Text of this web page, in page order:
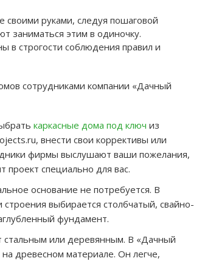
своими руками, следуя пошаговой
заниматься этим в одиночку.
в строгости соблюдения правил и
сотрудниками компании «Дачный
каркасные дома под ключ из
внести свои коррективы или
фирмы выслушают ваши пожелания,
проект специально для вас.
основание не потребуется. В
выбирается столбчатый, свайно-
фундамент.
стальным или деревянным. В «Дачный
древесном материале. Он легче,